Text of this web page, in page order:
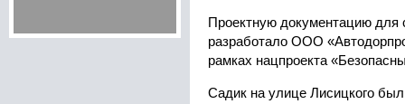
Проектную документацию для
разработало ООО
рамках нацпроекта
Садик на улице Лисицкого был